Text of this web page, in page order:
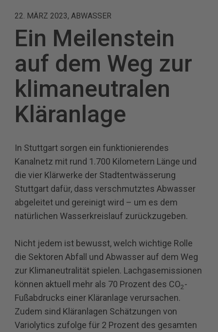
22. MÄRZ 2023, ABWASSER
Ein Meilenstein
auf dem Weg zur
klimaneutralen
Kläranlage
In Stuttgart sorgen ein funktionierendes
Kanalnetz mit rund 1.700 Kilometern Länge und
die vier Klärwerke der Stadtentwässerung
Stuttgart dafür, dass verschmutztes Abwasser
abgeleitet und gereinigt wird – um es dem
natürlichen Wasserkreislauf zurückzugeben.
Nicht jedem ist bewusst, welch wichtige Rolle
die Sektoren Abfall und Abwasser auf dem Weg
zur Klimaneutralität spielen. Lachgasemissionen
können aktuell mehr als 70 Prozent des CO2-
Fußabdrucks einer Kläranlage verursachen.
Zudem sind Kläranlagen Schätzungen von
Variolytics zufolge für 2 Prozent des gesamten